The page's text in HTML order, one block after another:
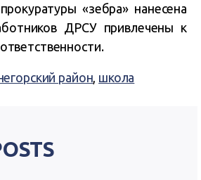
«зебра» нанесена
ДРСУ привлечены к
район школа